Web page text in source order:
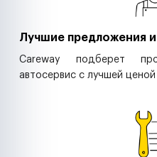
Лучшие предложения
Careway подберет
автосервис с лучшей